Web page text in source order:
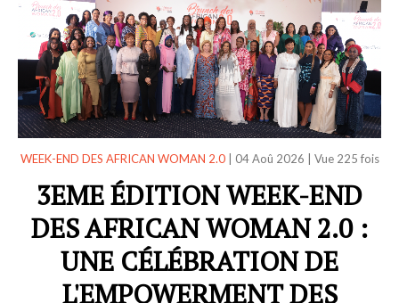
WEEK-END DES AFRICAN WOMAN 2.0| 04 Aoû 2026 Vue 225 fois
3EME ÉDITION WEEK-END
DES AFRICAN WOMAN 2.0 :
UNE CÉLÉBRATION DE
L'EMPOWERMENT DES